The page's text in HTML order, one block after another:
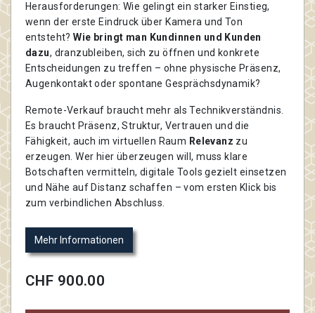
Herausforderungen: Wie gelingt ein starker Einstieg,
wenn der erste Eindruck über Kamera und Ton
entsteht?Wie bringt man Kundinnen und Kunden
dazu, dranzubleiben, sich zu öffnen und konkrete
Entscheidungen zu treffen – ohne physische Präsenz,
Augenkontakt oder spontane Gesprächsdynamik?
Remote-Verkauf braucht mehr als Technikverständnis.
Es braucht Präsenz, Struktur, Vertrauen und die
Fähigkeit, auch im virtuellen Raum Relevanz zu
erzeugen. Wer hier überzeugen will, muss klare
Botschaften vermitteln, digitale Tools gezielt einsetzen
und Nähe auf Distanz schaffen – vom ersten Klick bis
zum verbindlichen Abschluss.
Mehr Informationen
CHF 900.00